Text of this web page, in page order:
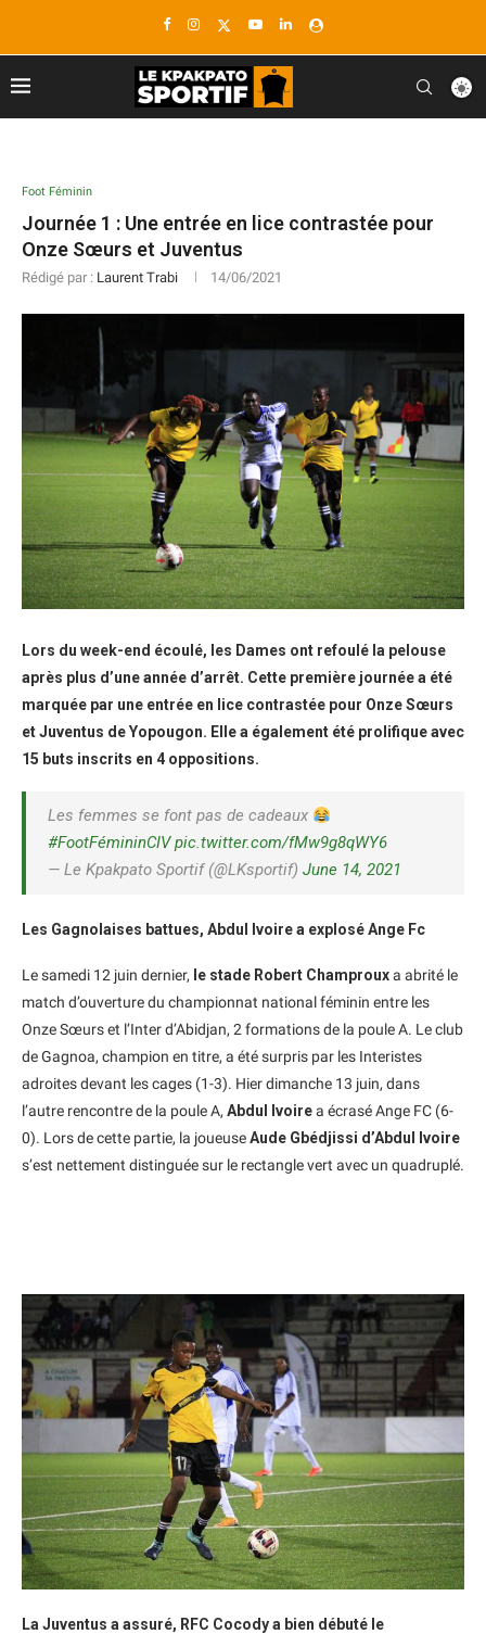
Foot Féminin
Journée 1 : Une entrée en lice contrastée pour
Onze Sœurs et Juventus
Rédigé par : Laurent Trabi 14/06/2021
Lors du week-end écoulé, les Dames ont refoulé la pelouse
après plus d’une année d’arrêt. Cette première journée a été
marquée par une entrée en lice contrastée pour Onze Sœurs
et Juventus de Yopougon. Elle a également été prolifique avec
15 buts inscrits en 4 oppositions.
Les femmes se font pas de cadeaux
#FootFémininCIV pic.twitter.com/fMw9g8qWY6
— Le Kpakpato Sportif (@LKsportif) June 14, 2021
Les Gagnolaises battues, Abdul Ivoire a explosé Ange Fc
Le samedi 12 juin dernier, le stade Robert Champrouxa abrité le
match d’ouverture du championnat national féminin entre les
Onze Sœurs et l’Inter d’Abidjan, 2 formations de la poule A. Le club
de Gagnoa, champion en titre, a été surpris par les Interistes
adroites devant les cages (1-3). Hier dimanche 13 juin, dans
l’autre rencontre de la poule A, Abdul Ivoirea écrasé Ange FC (6-
0). Lors de cette partie, la joueuseAude Gbédjissi d’Abdul Ivoire
s’est nettement distinguée sur le rectangle vert avec un quadruplé.
La Juventus a assuré, RFC Cocody a bien débuté le